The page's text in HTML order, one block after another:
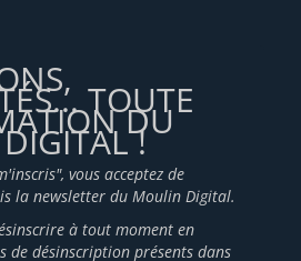
TOUTE
DU
!
vous acceptez de
la newsletter du Moulin Digital.
à tout moment en
de désinscription présents dans